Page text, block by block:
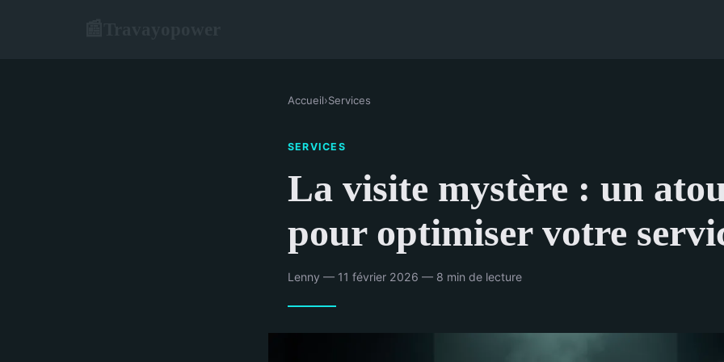
Accueil›Services
SERVICES
La visite mystère : un
pour optimiser votre
Lenny — 11 février 2026 — 8 min de lecture